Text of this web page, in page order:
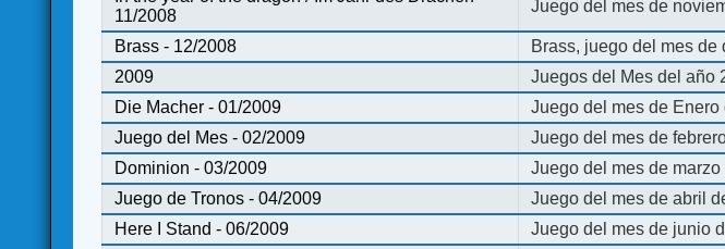
11/2008
Juego del mes de
Brass - 12/2008 Brass, juego del mes de
2009
Juegos del Mes del año
Die Macher - 01/2009
Juego del mes de
Juego del Mes - 02/2009
Juego del mes de
Dominion - 03/2009
Juego del mes de
Juego de Tronos - 04/2009
Juego del mes de abril
Here I Stand - 06/2009
Juego del mes de junio